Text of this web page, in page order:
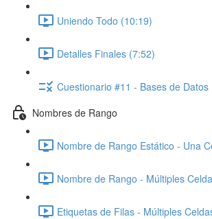
Uniendo Todo (10:19)
Detalles Finales (7:52)
Cuestionario #11 - Bases de Datos
Nombres de Rango
Nombre de Rango Estático - Una
Nombre de Rango - Múltiples
Etiquetas de Filas - Múltiples